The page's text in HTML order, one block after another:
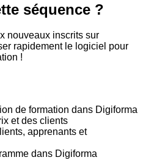
séquence ?
nouveaux inscrits sur
rapidement le logiciel pour
!
de formation dans Digiforma
et des clients
apprenants et
dans Digiforma